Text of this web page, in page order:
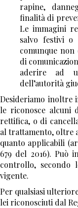
rapine,
finalità di
Le immagini
salvo festivi o
comunque
di
aderire ad
dell’autorità
Desideriamo inoltre
le riconosce
rettifica, o di
al trattamento, oltre
quanto applicabili
679 del 2016). Può
controllo, secondo
vigente.
Per qualsiasi
lei riconosciuti dal
tale diritto. 2.
1, lettera c),
all'interessato,
di dati che lo
superiore ai
le modalità ed
di cui
comma 1
persone
chiunque vi
diritti di cui al
per iscritto,
associazioni. 5.
professionale
giornalista,
Legge sui dati
delle persone e
trattamento dei
dell'8 gennaio